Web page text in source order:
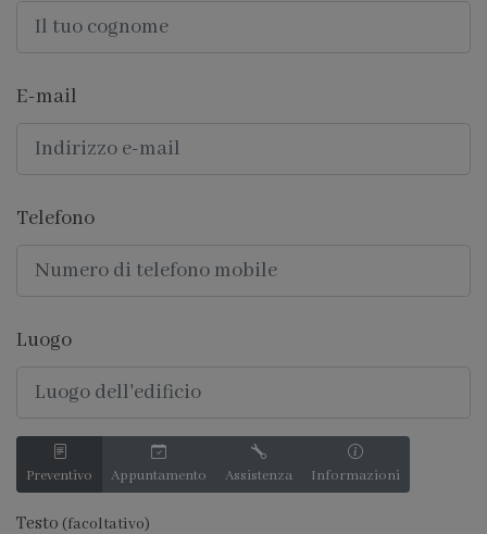
E-mail
Telefono
Luogo
Preventivo Appuntamento Assistenza Informazioni
Testo (facoltativo)